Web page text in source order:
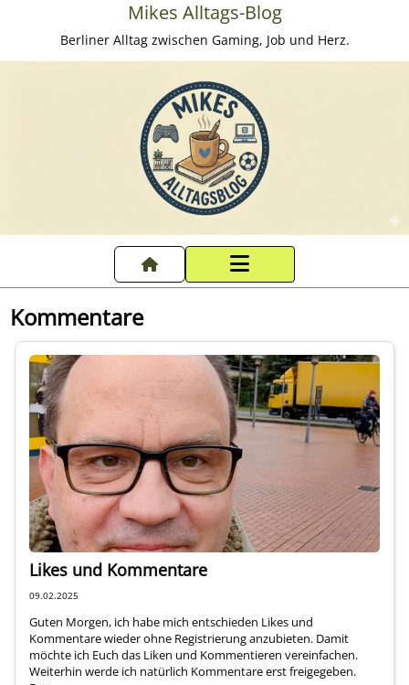
Mikes Alltags-Blog
Berliner Alltag zwischen Gaming, Job und Herz.
Startseite
Datenschutzerklärung
Impressum
Über mich
Kommentare
Likes und Kommentare
09.02.2025
Guten Morgen, ich habe mich entschieden Likes und
Kommentare wieder ohne Registrierung anzubieten. Damit
möchte ich Euch das Liken und Kommentieren vereinfachen.
Weiterhin werde ich natürlich Kommentare erst freigegeben.